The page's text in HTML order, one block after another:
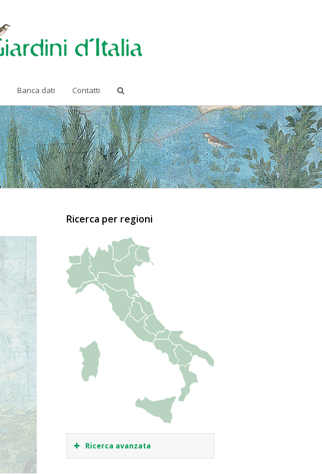
Banca dati Contatti
Ricerca per regioni
Ricerca avanzata